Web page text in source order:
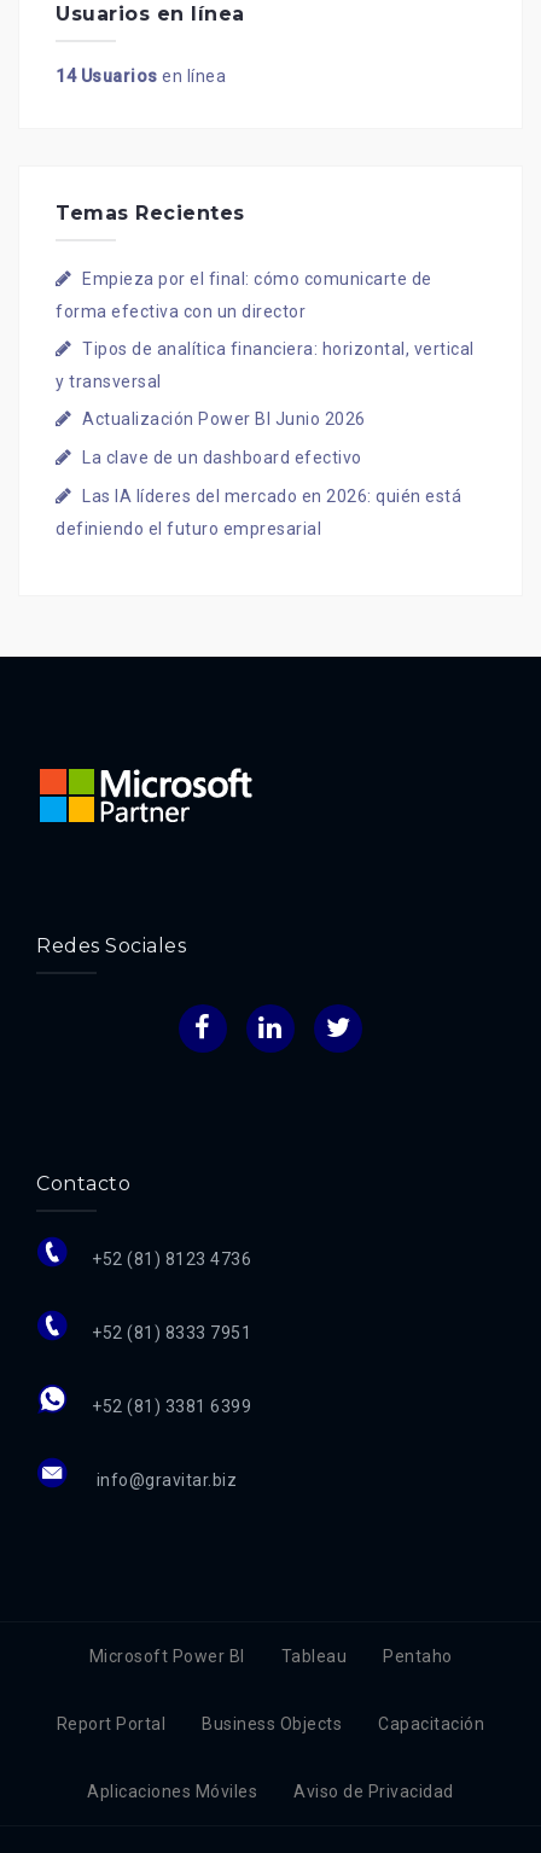
Usuarios en línea
14 Usuarios en línea
Temas Recientes
Empieza por el final: cómo comunicarte de
forma efectiva con un director
Tipos de analítica financiera: horizontal, vertical
y transversal
Actualización Power BI Junio 2026
La clave de un dashboard efectivo
Las IA líderes del mercado en 2026: quién está
definiendo el futuro empresarial
Redes Sociales
FacebookLinkedInTwitter
Contacto
+52 (81) 8123 4736
+52 (81) 8333 7951
+52 (81) 3381 6399
info@gravitar.biz
Microsoft Power BI Tableau Pentaho
Report Portal Business Objects Capacitación
Aplicaciones Móviles Aviso de Privacidad